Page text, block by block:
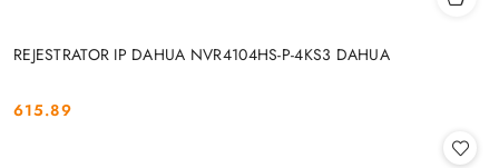
REJESTRATOR IP DAHUA NVR4104HS-P-4KS3 DAHUA
Cena:
615.89